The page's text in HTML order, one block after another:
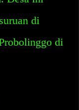
di
di